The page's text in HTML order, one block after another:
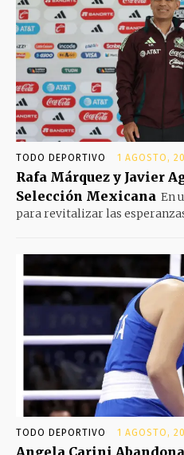
TODO DEPORTIVO 1 AGOSTO,
Rafa Márquez y Javier
Selección Mexicana En
para revitalizar las
TODO DEPORTIVO 1 AGOSTO,
Angela Carini